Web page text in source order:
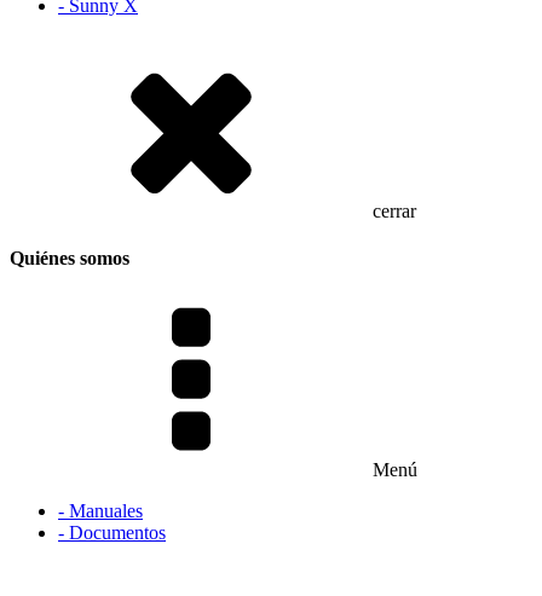
- Sunny X
cerrar
Quiénes somos
Menú
- Manuales
- Documentos